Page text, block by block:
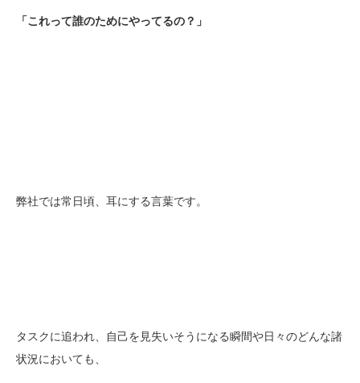
「これって誰のためにやってるの？」
弊社では常日頃、耳にする言葉です。
タスクに追われ、自己を見失いそうになる瞬間や日々のどんな諸
状況においても、